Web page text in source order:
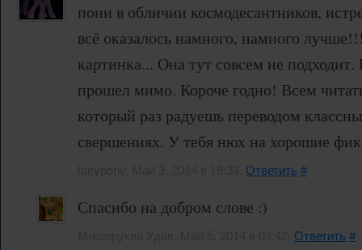
пони в обличии космодесантников,
всё оказалось намного, намного
картинка... Она тут совсем не
прошел мимо. Короче годно! Всем
который раз радуешь переводом
свершениях. У тебя нюх на хорошие
Ответить #
Спасибо на добром слове :)
Ответить #